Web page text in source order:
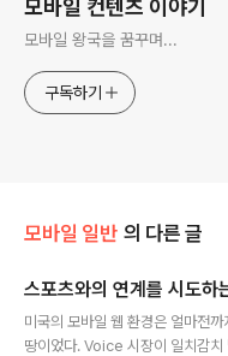
모바일 컨텐츠 이야기
모바일 왕국을 꿈꾸며...
구독하기
모바일 일반 의 다른 글
스포츠와의 연계를 시도하
미국의 모바일 웹 환경은 얼마전까
땅이었다. Voice 시장이 일치감